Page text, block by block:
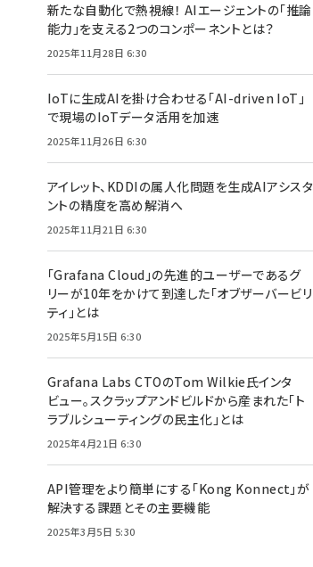
新たな自動化で熱視線！ AIエージェントの「推論
能力」を支える2つのコンポーネントとは？
2025年11月28日 6:30
IoTに生成AIを掛け合わせる「AI-driven IoT」
で現場のIoTデータ活用を加速
2025年11月26日 6:30
アイレット、KDDIの属人化問題を生成AIアシスタ
ントの精度を高め解消へ
2025年11月21日 6:30
「Grafana Cloud」の先進的ユーザーであるグ
リーが10年をかけて到達した「オブザーバービリ
ティ」とは
2025年5月15日 6:30
Grafana Labs CTOのTom Wilkie氏インタ
ビュー。スクラップアンドビルドから産まれた「ト
ラブルシューティングの民主化」とは
2025年4月21日 6:30
API管理をより簡単にする「Kong Konnect」が
解決する課題とその主要機能
2025年3月5日 5:30